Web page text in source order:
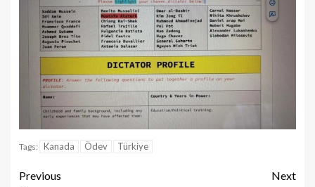
Tags: Kanada Ödev Türkiye
Previous
Next